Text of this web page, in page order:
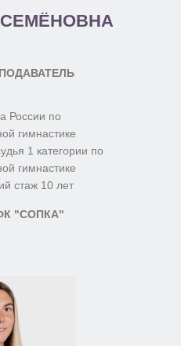
"СОПКА"
России по
гимнастике
1 категории по
гимнастике
стаж 10 лет